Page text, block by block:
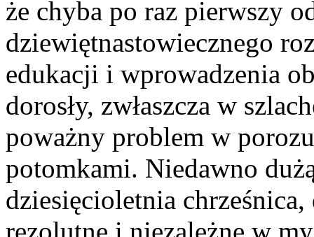
że chyba po raz pierwszy
dziewiętnastowiecznego
edukacji i wprowadzenia
dorosły, zwłaszcza w
poważny problem w
potomkami. Niedawno
dziesięcioletnia
rezolutne i niezależne w